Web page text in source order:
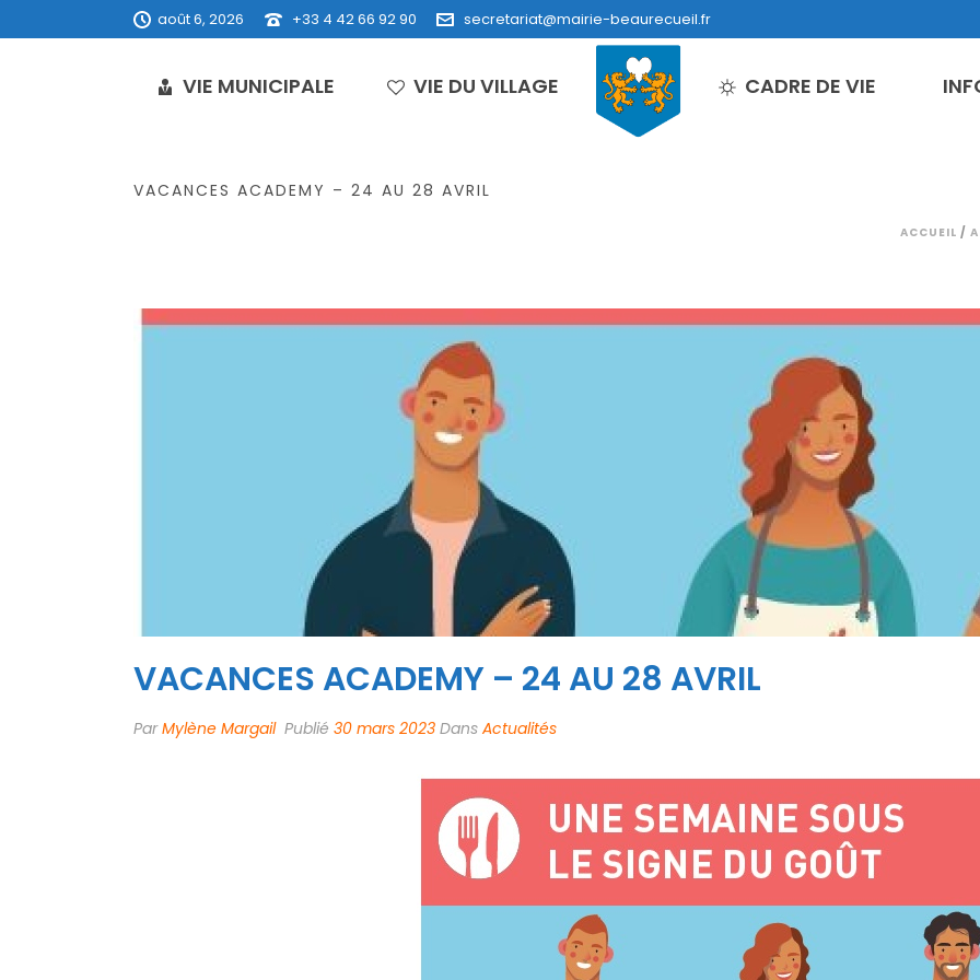
août 6, 2026 +33 4 42 66 92 90 secretariat@mairie-beaurecueil.fr
VIE MUNICIPALE VIE DU VILLAGE CADRE DE VIE
VACANCES ACADEMY – 24 AU 28 AVRIL
ACCUEIL /
VACANCES ACADEMY – 24 AU 28 AVRIL
ParMylène Margail Publié 30 mars 2023 Dans Actualités